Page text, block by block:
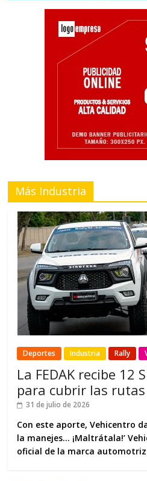
Más Industria
Deportes Industria Rally
La FEDAK recibe 12
para cubrir las
31 de julio de 2026
Con este aporte, Vehicentro
la manejes… ¡Maltrátala!’
oficial de la marca automotriz